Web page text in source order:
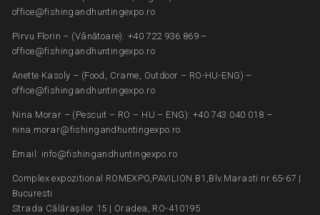
office@fishingandhuntingexpo.ro
Pirvu Florin – (Vânătoare): +40 722 936 869 –
office@fishingandhuntingexpo.ro
Anette Kasoly – (Food, Crame, Outdoor – RO-HU-ENG) –
office@fishingandhuntingexpo.ro
Nina Morar – (Pescuit – RO – HU – ENG): +40 743 040 018 –
nina.morar@fishingandhuntingexpo.ro
Email: info@fishingandhuntingexpo.ro
Complex expozitional ROMEXPO,PAVILION B1,Blv.Marasti nr.65-67 |
Bucuresti
Strada Călărașilor 15 | Oradea, RO-410195